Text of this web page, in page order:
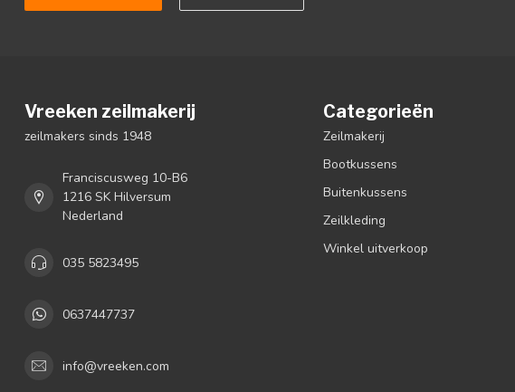
Vreeken zeilmakerij
zeilmakers sinds 1948
Franciscusweg 10-B6
1216 SK Hilversum
Nederland
035 5823495
0637447737
info@vreeken.com
Categorieën
Zeilmakerij
Bootkussens
Buitenkussens
Zeilkleding
Winkel uitverkoop